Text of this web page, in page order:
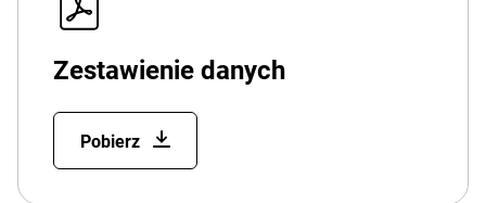
Zestawienie danych
Pobierz